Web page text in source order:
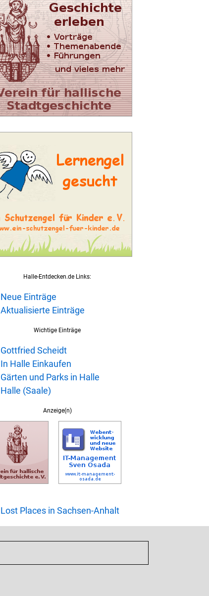
Halle-Entdecken.de Links:
Neue Einträge
Aktualisierte Einträge
Wichtige Einträge
Gottfried Scheidt
In Halle Einkaufen
Gärten und Parks in Halle
Halle (Saale)
Anzeige(n)
Lost Places in Sachsen-Anhalt